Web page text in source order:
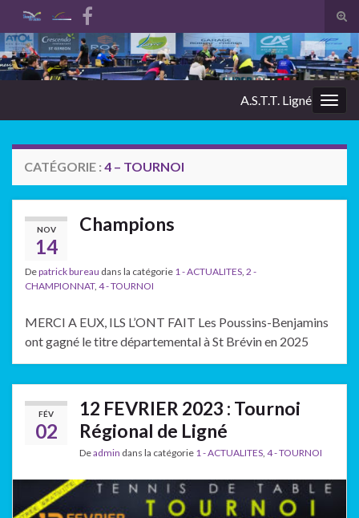
Search for:
A.S.T.T. Ligné
CATÉGORIE : 4 – TOURNOI
NOV
14
Champions
Depatrick bureau dans la catégorie 1 - ACTUALITES 2 -
CHAMPIONNAT, 4 - TOURNOI
MERCI A EUX, ILS L’ONT FAIT Les Poussins-Benjamins
ont gagné le titre départemental à St Brévin en 2025
FÉV
02
12 FEVRIER 2023 : Tournoi
Régional de Ligné
Deadmin dans la catégorie 1 - ACTUALITES 4 - TOURNOI